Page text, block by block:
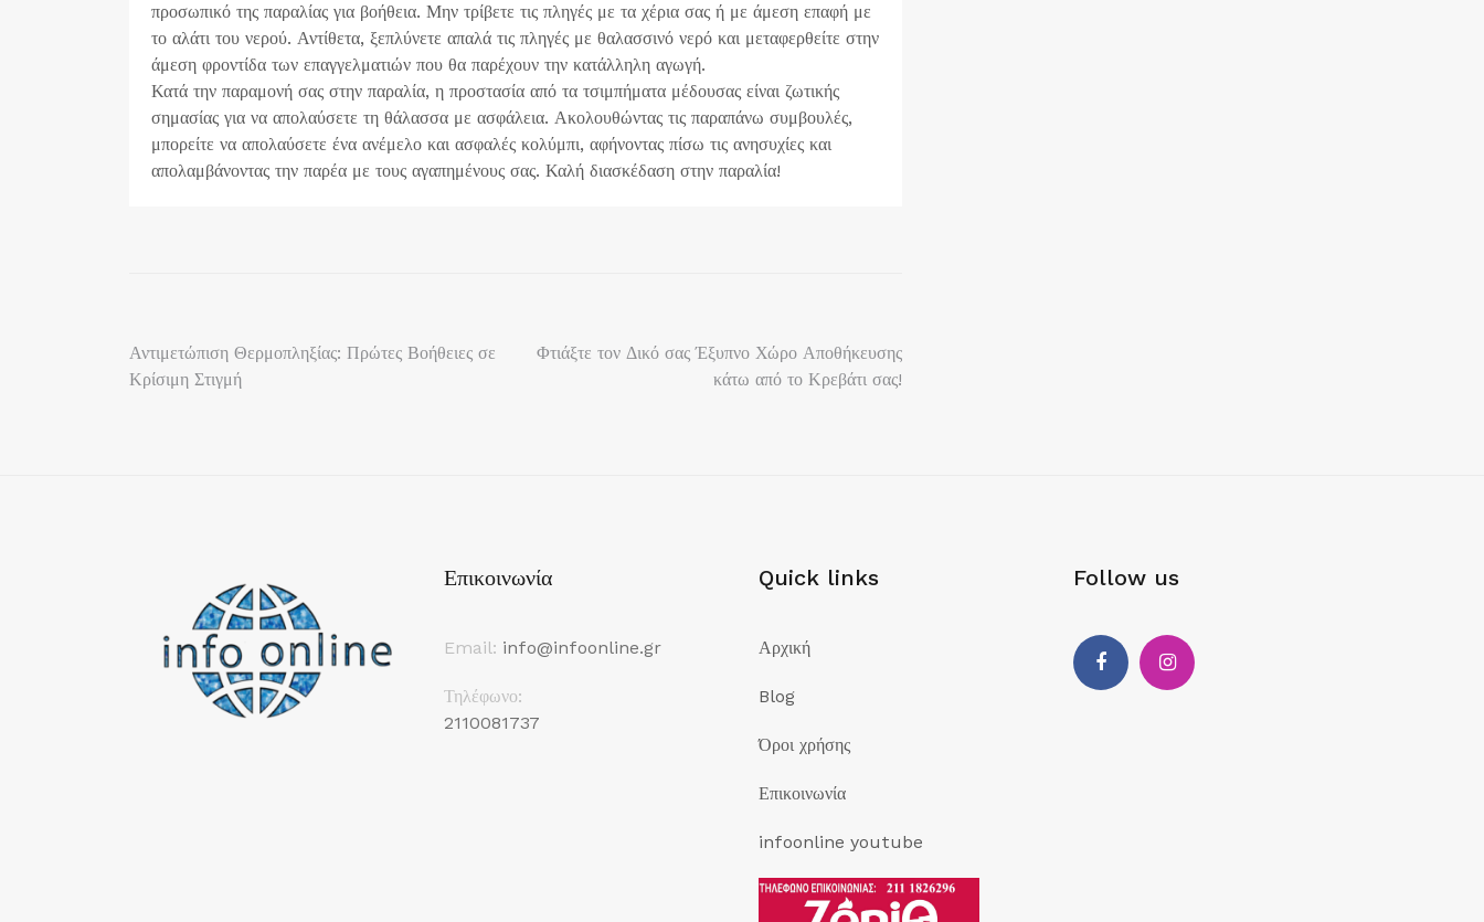
προσωπικό της παραλίας για βοήθεια. Μην τρίβετε τις πληγές με τα χέρια σας ή με άμεση επαφή με
το αλάτι του νερού. Αντίθετα, ξεπλύνετε απαλά τις πληγές με θαλασσινό νερό και μεταφερθείτε στην
άμεση φροντίδα των επαγγελματιών που θα παρέχουν την κατάλληλη αγωγή.
Κατά την παραμονή σας στην παραλία, η προστασία από τα τσιμπήματα μέδουσας είναι ζωτικής
σημασίας για να απολαύσετε τη θάλασσα με ασφάλεια. Ακολουθώντας τις παραπάνω συμβουλές,
μπορείτε να απολαύσετε ένα ανέμελο και ασφαλές κολύμπι, αφήνοντας πίσω τις ανησυχίες και
απολαμβάνοντας την παρέα με τους αγαπημένους σας. Καλή διασκέδαση στην παραλία!
Πλοήγηση
άρθρων
Αντιμετώπιση Θερμοπληξίας: Πρώτες Βοήθειες σε
Κρίσιμη Στιγμή
Φτιάξτε τον Δικό σας Έξυπνο Χώρο Αποθήκευσης
κάτω από το Κρεβάτι σας!
Επικοινωνία
Email: info@infoonline.gr
Τηλέφωνο:
2110081737
Quick links
Αρχική
Blog
Όροι χρήσης
Επικοινωνία
infoonline youtube
Follow us